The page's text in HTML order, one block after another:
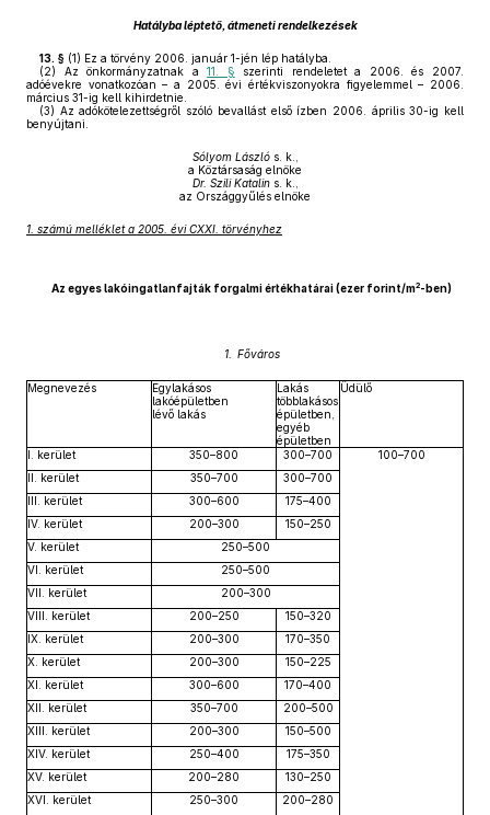
Hatályba léptető, átmeneti rendelkezések
13. § (1) Ez a törvény 2006. január 1-jén lép hatályba.
(2) Az önkormányzatnak a11. § szerinti rendeletet a 2006. és 2007.
adóévekre vonatkozóan – a 2005. évi értékviszonyokra figyelemmel – 2006.
március 31-ig kell kihirdetnie.
(3) Az adókötelezettségről szóló bevallást első ízben 2006. április 30-ig kell
benyújtani.
Sólyom Lászlós. k.,
a Köztársaság elnöke
Dr. Szili Katalins. k.,
az Országgyűlés elnöke
1. számú melléklet a 2005. évi CXXI. törvényhez
Az egyes lakóingatlanfajták forgalmi értékhatárai (ezer forint/m2-ben)
1. Főváros
Megnevezés
Egylakásos
lakóépületben
lévő lakás
Lakás
többlakásos
épületben,
egyéb
épületben
Üdülő
I. kerület 350–800 300–700
100–700
II. kerület
350–700
300–700
III. kerület
300–600
175–400
IV. kerület
200–300
150–250
V. kerület
250–500
VI. kerület
250–500
VII. kerület
200–300
VIII. kerület
200–250
150–320
IX. kerület
200–300
170–350
X. kerület
200–300
150–225
XI. kerület
300–600
170–400
XII. kerület
350–700
200–500
XIII. kerület
200–300
150–500
XIV. kerület
250–400
175–350
XV. kerület
200–280
130–250
XVI. kerület
250–300 200–280